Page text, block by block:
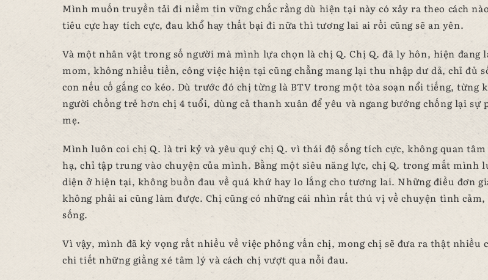
Mình muốn truyền tải đi niềm tin vững chắc rằng dù hiện tại này có xảy ra theo cách
tiêu cực hay tích cực, đau khổ hay thất bại đi nữa thì tương lai ai rồi cũng sẽ an yên.
Và một nhân vật trong số người mà mình lựa chọn là chị Q. Chị Q. đã ly hôn, hiện đang
mom, không nhiều tiền, công việc hiện tại cũng chẳng mang lại thu nhập dư dả, chỉ đủ
con nếu cố gắng co kéo. Dù trước đó chị từng là BTV trong một tòa soạn nổi tiếng, từng
người chồng trẻ hơn chị 4 tuổi, dùng cả thanh xuân để yêu và ngang bướng chống lại sự
mẹ.
Mình luôn coi chị Q. là tri kỷ và yêu quý chị Q. vì thái độ sống tích cực, không quan
hạ, chỉ tập trung vào chuyện của mình. Bằng một siêu năng lực, chị Q. trong mắt mình
diện ở hiện tại, không buồn đau về quá khứ hay lo lắng cho tương lai. Những điều đơn
không phải ai cũng làm được. Chị cũng có những cái nhìn rất thú vị về chuyện tình cảm,
sống.
Vì vậy, mình đã kỳ vọng rất nhiều về việc phỏng vấn chị, mong chị sẽ đưa ra thật nhiều
chi tiết những giằng xé tâm lý và cách chị vượt qua nỗi đau.